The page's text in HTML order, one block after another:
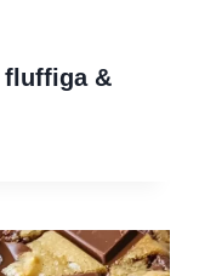
fluffiga &